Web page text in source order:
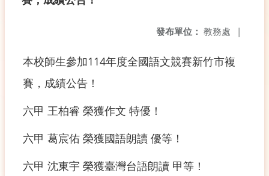
發布單位： 教務處 |
本校師生參加114年度全國語文競賽新竹市複
賽，成績公告！
六甲 王柏睿 榮獲作文 特優！
六甲 葛宸佑 榮獲國語朗讀 優等！
六甲 沈東宇 榮獲臺灣台語朗讀 甲等！